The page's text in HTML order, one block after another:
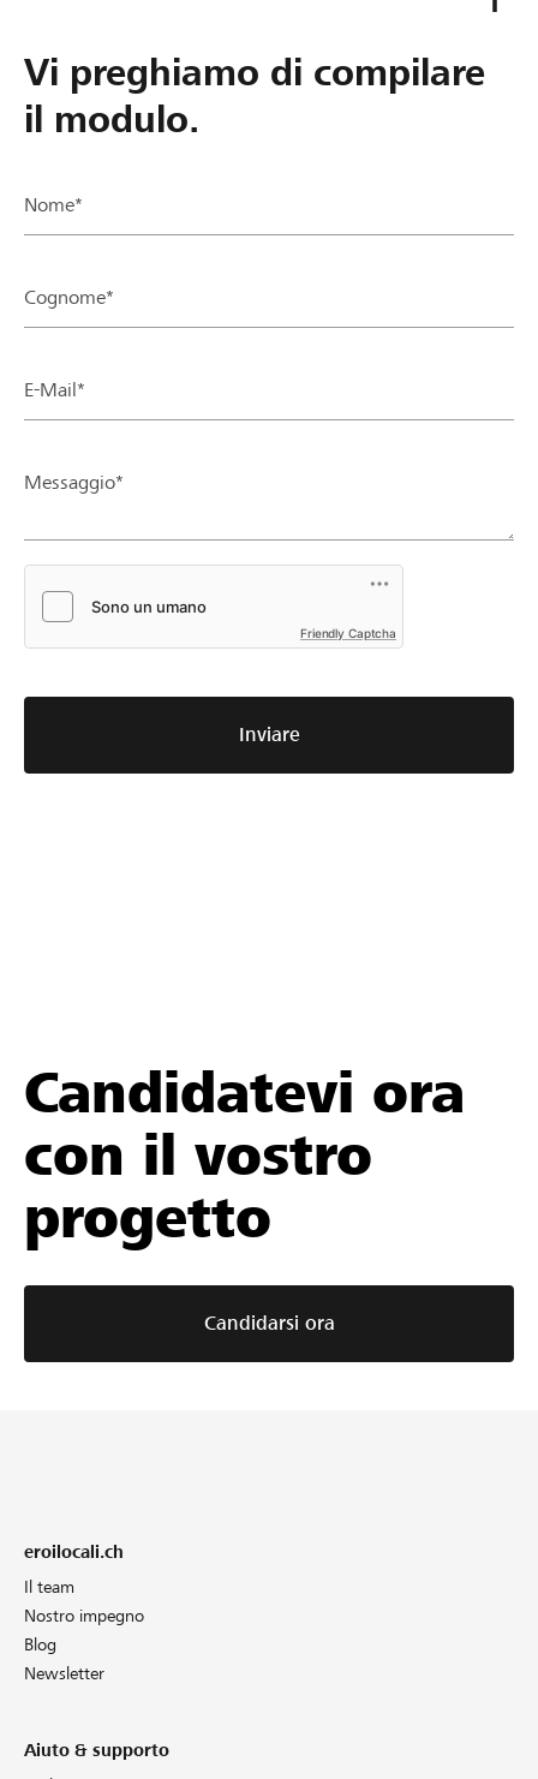
Vi preghiamo di compilare
il modulo.
Nome*
Cognome*
E-Mail*
Messaggio*
Friendly Captcha
Inviare
Candidatevi ora
con il vostro
progetto
Candidarsi ora
eroilocali.ch
Il team
Nostro impegno
Blog
Newsletter
Aiuto & supporto